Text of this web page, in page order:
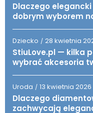
Dlaczego
dobrym wyborem
Dziecko / 28 kwietnia
StiuLove.pl — kilka
wybrać akcesoria
Uroda / 13 kwietnia 2026
Dlaczego
zachwycają